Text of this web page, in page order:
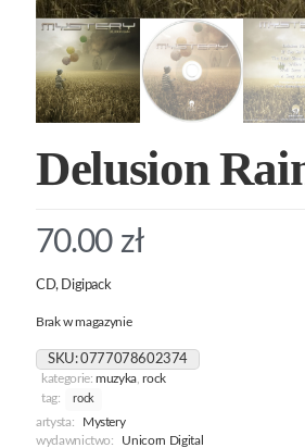
Delusion
70.00 zł
CD, Digipack
Brak w magazynie
SKU:0777078602374
kategorie:muzyka ,rock
tag:
rock
artysta:
Mystery
wydawnictwo:
Unicorn Digital